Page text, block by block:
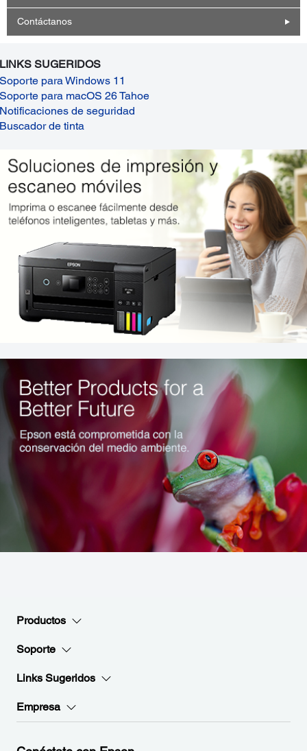
Contáctanos
LINKS SUGERIDOS
Soporte para Windows 11
Soporte para macOS 26 Tahoe
Notificaciones de seguridad
Buscador de tinta
Productos
Soporte
Links Sugeridos
Empresa